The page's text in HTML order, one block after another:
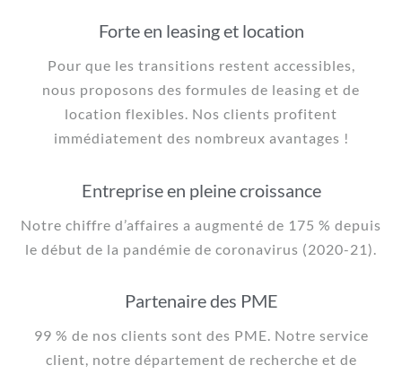
Forte en leasing et location
Pour que les transitions restent accessibles,
nous proposons des formules de leasing et de
location flexibles. Nos clients profitent
immédiatement des nombreux avantages !
Entreprise en pleine croissance
Notre chiffre d’affaires a augmenté de 175 % depuis
le début de la pandémie de coronavirus (2020-21).
Partenaire des PME
99 % de nos clients sont des PME. Notre service
client, notre département de recherche et de